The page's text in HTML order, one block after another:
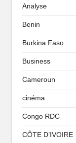
Analyse
Benin
Burkina Faso
Business
Cameroun
cinéma
Congo RDC
CÔTE D’IVOIRE